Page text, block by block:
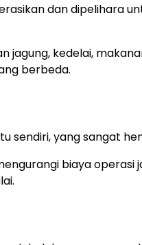
dan dipelihara
jagung, kedelai,
berbeda.
sendiri, yang sangat
biaya operasi